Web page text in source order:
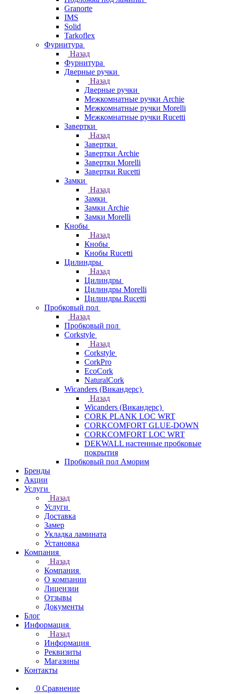
Granorte
IMS
Solid
Tarkoflex
Фурнитура
Назад
Фурнитура
Дверные ручки
Назад
Дверные ручки
Межкомнатные ручки Archie
Межкомнатные ручки Morelli
Межкомнатные ручки Rucetti
Завертки
Назад
Завертки
Завертки Archie
Завертки Morelli
Завертки Rucetti
Замки
Назад
Замки
Замки Archie
Замки Morelli
Кнобы
Назад
Кнобы
Кнобы Rucetti
Цилиндры
Назад
Цилиндры
Цилиндры Morelli
Цилиндры Rucetti
Пробковый пол
Назад
Пробковый пол
Corkstyle
Назад
Corkstyle
CorkPro
EcoCork
NaturalCork
Wicanders (Викандерс)
Назад
Wicanders (Викандерс)
CORK PLANK LOC WRT
CORKCOMFORT GLUE-DOWN
CORKCOMFORT LOC WRT
DEKWALL настенные пробковые
покрытия
Пробковый пол Аморим
Бренды
Акции
Услуги
Назад
Услуги
Доставка
Замер
Укладка ламината
Установка
Компания
Назад
Компания
О компании
Лицензии
Отзывы
Документы
Блог
Информация
Назад
Информация
Реквизиты
Магазины
Контакты
0 Сравнение